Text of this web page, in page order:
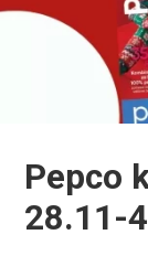
Pepco
28.11-